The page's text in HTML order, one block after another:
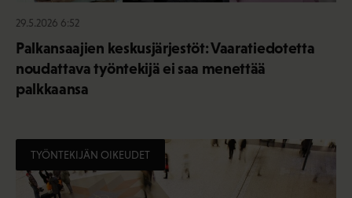
29.5.2026 6:52
Palkansaajien keskusjärjestöt: Vaaratiedotetta
noudattava työntekijä ei saa menettää
palkkaansa
TYÖNTEKIJÄN OIKEUDET